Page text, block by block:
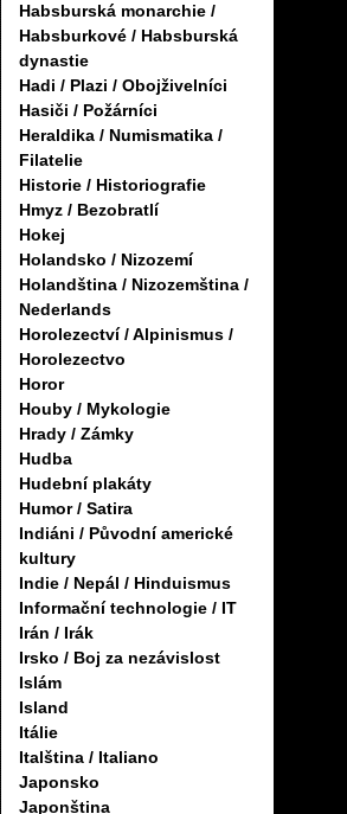
Habsburská monarchie /
Habsburkové / Habsburská
dynastie
Hadi / Plazi / Obojživelníci
Hasiči / Požárníci
Heraldika / Numismatika /
Filatelie
Historie / Historiografie
Hmyz / Bezobratlí
Hokej
Holandsko / Nizozemí
Holandština / Nizozemština /
Nederlands
Horolezectví / Alpinismus /
Horolezectvo
Horor
Houby / Mykologie
Hrady / Zámky
Hudba
Hudební plakáty
Humor / Satira
Indiáni / Původní americké
kultury
Indie / Nepál / Hinduismus
Informační technologie / IT
Irán / Irák
Irsko / Boj za nezávislost
Islám
Island
Itálie
Italština / Italiano
Japonsko
Japonština